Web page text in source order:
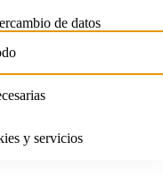
de datos
y servicios